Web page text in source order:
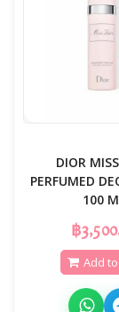
DIOR
PERFUMED
100
฿
Add